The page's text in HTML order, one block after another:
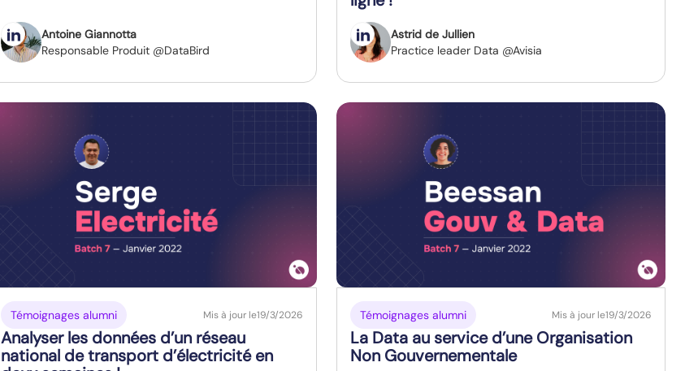
Antoine Giannotta
Responsable Produit @DataBird
Astrid de Jullien
Practice leader Data @Avisia
Témoignages alumni Mis à jour le19/3/2026
Analyser les données d’un réseau
national de transport d’électricité en
Témoignages alumni Mis à jour le19/3/2026
La Data au service d’une Organisation
Non Gouvernementale